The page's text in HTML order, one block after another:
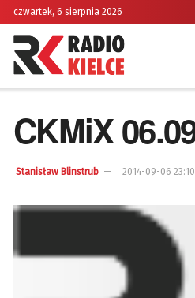
czwartek, 6 sierpnia 2026
CKMiX
Stanisław Blinstrub 2014-09-06 23:10